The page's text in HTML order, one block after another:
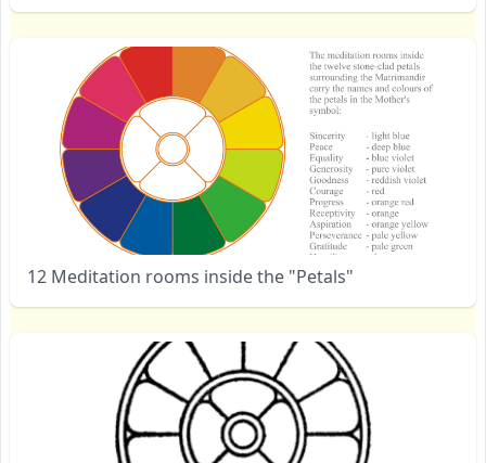
12 Meditation rooms inside the "Petals"